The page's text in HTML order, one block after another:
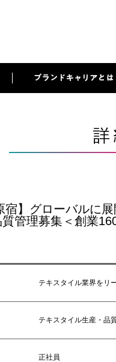
宿】グローバルに
管理募集＜創業
テキスタイル業界を
テキスタイル生産・品
正社員